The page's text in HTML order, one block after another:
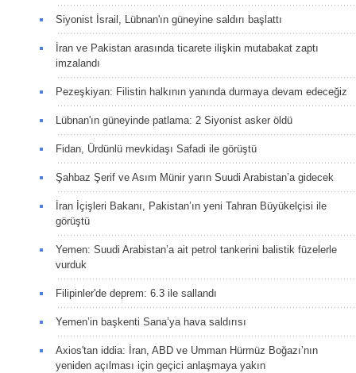
Siyonist İsrail, Lübnan'ın güneyine saldırı başlattı
İran ve Pakistan arasında ticarete ilişkin mutabakat zaptı
imzalandı
Pezeşkiyan: Filistin halkının yanında durmaya devam edeceğiz
Lübnan'ın güneyinde patlama: 2 Siyonist asker öldü
Fidan, Ürdünlü mevkidaşı Safadi ile görüştü
Şahbaz Şerif ve Asım Münir yarın Suudi Arabistan’a gidecek
İran İçişleri Bakanı, Pakistan’ın yeni Tahran Büyükelçisi ile
görüştü
Yemen: Suudi Arabistan’a ait petrol tankerini balistik füzelerle
vurduk
Filipinler'de deprem: 6.3 ile sallandı
Yemen’in başkenti Sana’ya hava saldırısı
Axios'tan iddia: İran, ABD ve Umman Hürmüz Boğazı’nın
yeniden açılması için geçici anlaşmaya yakın